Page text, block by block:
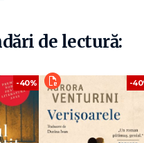
să și-l aleagă pe Claudius ca
iute, cert este că nu se poate
dezvălui o serie de întâmplări
în vedere nici pe strănepoții și
de peste o sută de generații
deși morți de mult, îmi
Robert Graves este
de lectură:
-40% -